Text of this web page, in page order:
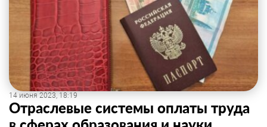
14 июня 2023, 18:19
Отраслевые системы оплаты труда